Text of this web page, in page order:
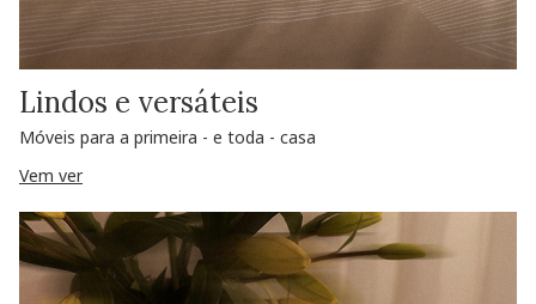
Lindos e versáteis
Móveis para a primeira - e toda - casa
Vem ver